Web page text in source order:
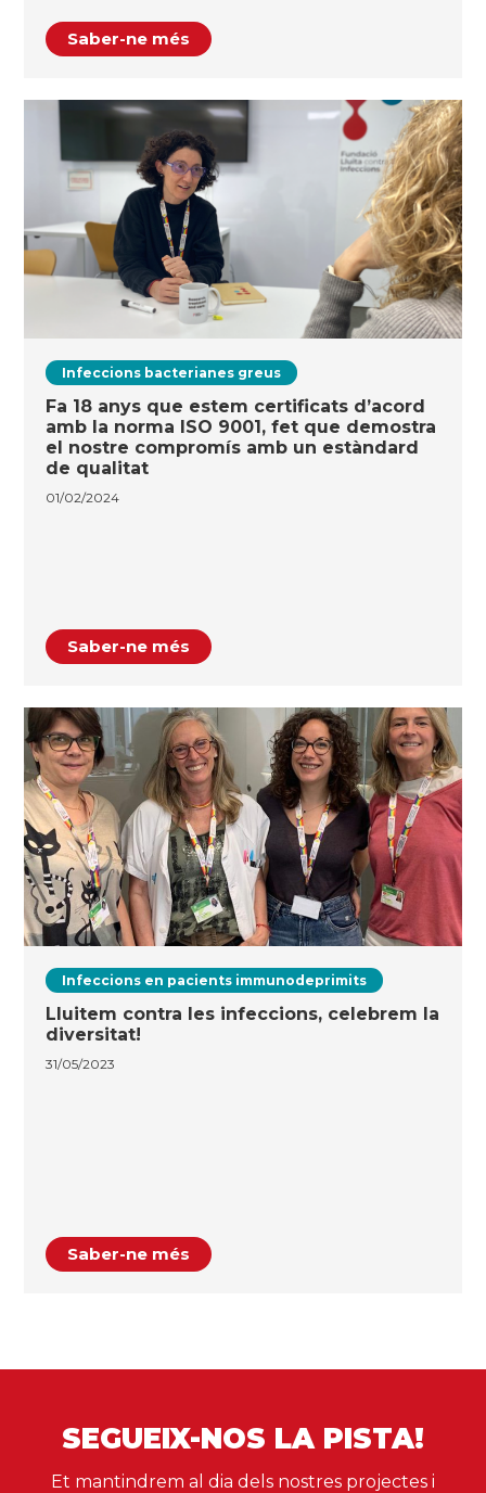
Saber-ne més
Infeccions bacterianes greus
Fa 18 anys que estem certificats d’acord
amb la norma ISO 9001, fet que demostra
el nostre compromís amb un estàndard
de qualitat
01/02/2024
Saber-ne més
Infeccions en pacients immunodeprimits
Lluitem contra les infeccions, celebrem la
diversitat!
31/05/2023
Saber-ne més
SEGUEIX-NOS LA PISTA!
Et mantindrem al dia dels nostres projectes i